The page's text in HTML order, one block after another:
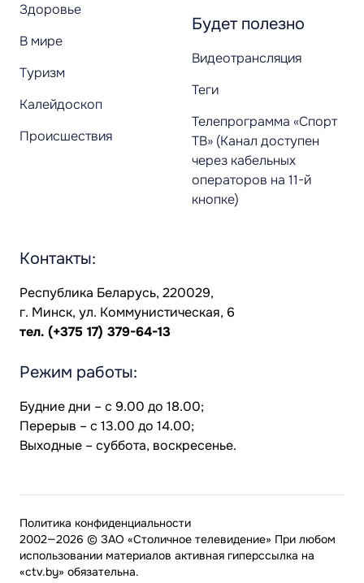
Здоровье
В мире
Туризм
Калейдоскоп
Происшествия
Будет полезно
Видеотрансляция
Теги
Телепрограмма «Спорт
ТВ» (Канал доступен
через кабельных
операторов на 11-й
кнопке)
Контакты:
Республика Беларусь, 220029,
г. Минск, ул. Коммунистическая, 6
тел. (+375 17) 379-64-13
Режим работы:
Будние дни – с 9.00 до 18.00;
Перерыв – с 13.00 до 14.00;
Выходные – суббота, воскресенье.
2002—2026 © ЗАО «Столичное телевидение» При любом
использовании материалов активная гиперссылка на
«ctv.by» обязательна.
Политика конфиденциальности